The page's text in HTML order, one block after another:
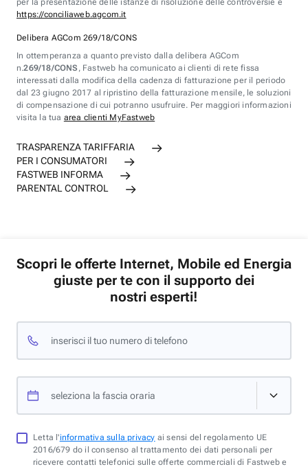
per la presentazione delle istanze di risoluzione delle controversie è
https://conciliaweb.agcom.it
Delibera AGCom 269/18/CONS
In ottemperanza a quanto previsto dalla delibera AGCom
n.269/18/CONS , Fastweb ha comunicato ai clienti di rete fissa
interessati dalla modifica della cadenza di fatturazione per il periodo
dal 23 giugno 2017 al ripristino della fatturazione mensile, le soluzioni
di compensazione di cui potranno usufruire. Per maggiori informazioni
visita la tua area clienti MyFastweb
TRASPARENZA TARIFFARIA
PER I CONSUMATORI
FASTWEB INFORMA
PARENTAL CONTROL
Scopri le offerte Internet, Mobile ed Energia
giuste per te con il supporto dei
nostri esperti!
inserisci il tuo numero di telefono
seleziona la fascia oraria
Letta l'informativa sulla privacy ai sensi del regolamento UE
2016/679 do il consenso al trattamento dei dati personali per
ricevere contatti telefonici sulle offerte commerciali di Fastweb e